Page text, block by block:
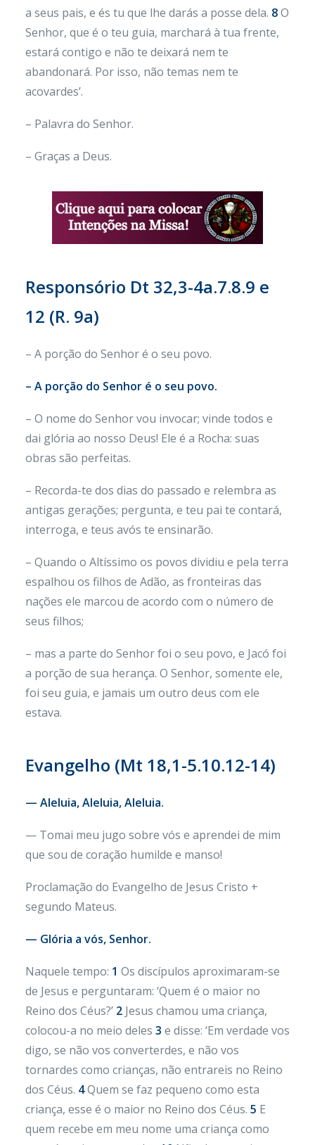
a seus pais, e és tu que lhe darás a posse dela. 8O
Senhor, que é o teu guia, marchará à tua frente,
estará contigo e não te deixará nem te
abandonará. Por isso, não temas nem te
acovardes’.
– Palavra do Senhor.
– Graças a Deus.
Responsório Dt 32,3-4a.7.8.9 e
12 (R. 9a)
– A porção do Senhor é o seu povo.
– A porção do Senhor é o seu povo.
– O nome do Senhor vou invocar; vinde todos e
dai glória ao nosso Deus! Ele é a Rocha: suas
obras são perfeitas.
– Recorda-te dos dias do passado e relembra as
antigas gerações; pergunta, e teu pai te contará,
interroga, e teus avós te ensinarão.
– Quando o Altíssimo os povos dividiu e pela terra
espalhou os filhos de Adão, as fronteiras das
nações ele marcou de acordo com o número de
seus filhos;
– mas a parte do Senhor foi o seu povo, e Jacó foi
a porção de sua herança. O Senhor, somente ele,
foi seu guia, e jamais um outro deus com ele
estava.
Evangelho (Mt 18,1-5.10.12-14)
— Aleluia, Aleluia, Aleluia.
— Tomai meu jugo sobre vós e aprendei de mim
que sou de coração humilde e manso!
Proclamação do Evangelho de Jesus Cristo +
segundo Mateus.
— Glória a vós, Senhor.
Naquele tempo: 1 Os discípulos aproximaram-se
de Jesus e perguntaram: ‘Quem é o maior no
Reino dos Céus?’ 2 Jesus chamou uma criança,
colocou-a no meio deles 3 e disse: ‘Em verdade vos
digo, se não vos converterdes, e não vos
tornardes como crianças, não entrareis no Reino
dos Céus. 4Quem se faz pequeno como esta
criança, esse é o maior no Reino dos Céus. 5 E
quem recebe em meu nome uma criança como